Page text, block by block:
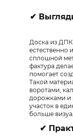
✔
Доска из ДПК
естественно
сплошной
фактура
помогает
Такой
воротами,
дорожками и
участок в
больше
✔